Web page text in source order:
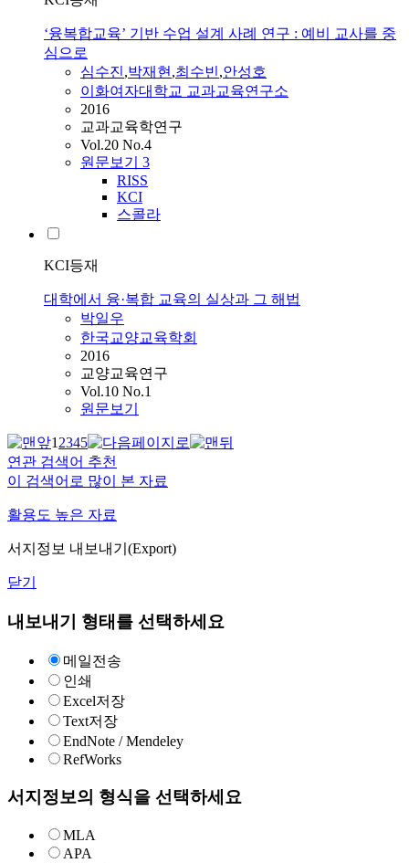
‘융복합교육’ 기반 수업 설계 사례 연구 : 예비 교사를 중
심으로
심수진,박재현,최수빈,안성호
이화여자대학교 교과교육연구소
2016
교과교육학연구
Vol.20 No.4
원문보기 3
RISS
KCI
스콜라
KCI등재
대학에서 융·복합 교육의 실상과 그 해법
박일우
한국교양교육학회
2016
교양교육연구
Vol.10 No.1
원문보기
12345
연관 검색어 추천
이 검색어로 많이 본 자료
활용도 높은 자료
서지정보 내보내기(Export)
닫기
내보내기 형태를 선택하세요
메일전송
인쇄
Excel저장
Text저장
EndNote / Mendeley
RefWorks
서지정보의 형식을 선택하세요
MLA
APA